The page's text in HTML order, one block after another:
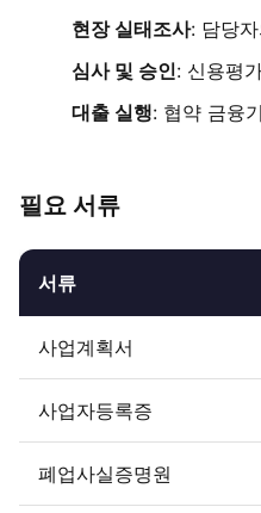
현장 실태조사: 담당
심사 및 승인: 신용평
대출 실행: 협약 금융
필요 서류
서류
사업계획서
사업자등록증
폐업사실증명원